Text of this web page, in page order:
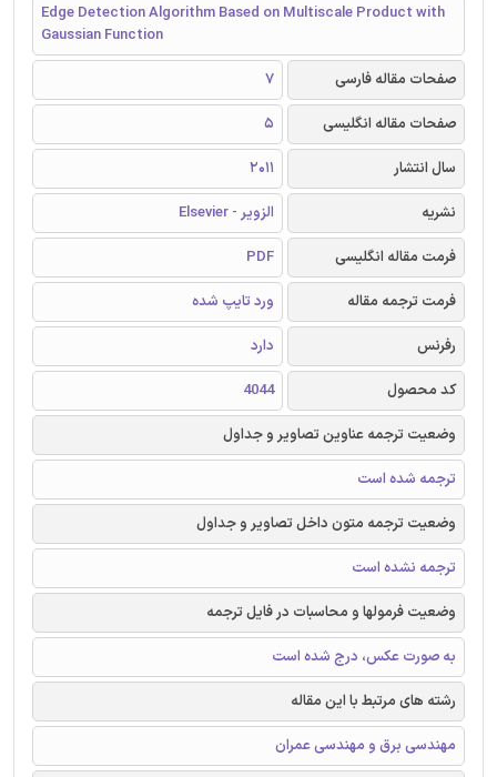
Edge Detection Algorithm Based on Multiscale Product with
Gaussian Function
صفحات مقاله فارسی
7
صفحات مقاله انگلیسی
5
سال انتشار
2011
نشریه
الزویر - Elsevier
فرمت مقاله انگلیسی
PDF
فرمت ترجمه مقاله
ورد تایپ شده
رفرنس
دارد
کد محصول
4044
وضعیت ترجمه عناوین تصاویر و جداول
ترجمه شده است
وضعیت ترجمه متون داخل تصاویر و جداول
ترجمه نشده است
وضعیت فرمولها و محاسبات در فایل ترجمه
به صورت عکس، درج شده است
رشته های مرتبط با این مقاله
مهندسی برق و مهندسی عمران